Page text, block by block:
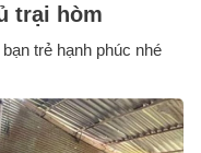
trại hòm
trẻ hạnh phúc nhé